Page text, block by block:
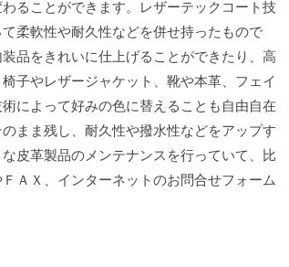
ることができます。レザーテックコート技
柔軟性や耐久性などを併せ持ったもので
品をきれいに仕上げることができたり、高
子やレザージャケット、靴や本革、フェイ
によって好みの色に替えることも自由自在
まま残し、耐久性や撥水性などをアップす
皮革製品のメンテナンスを行っていて、比
ＡＸ、インターネットのお問合せフォーム